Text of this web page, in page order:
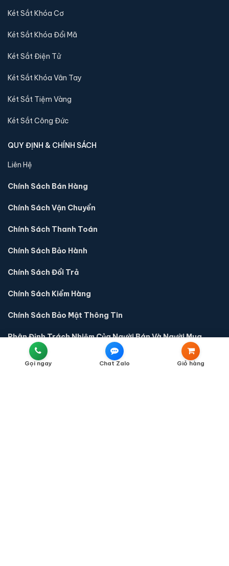
Gọi ngay Chat Zalo Giỏ hàng
Két Sắt Khóa Cơ
Két Sắt Khóa Đổi Mã
Két Sắt Điện Tử
Két Sắt Khóa Vân Tay
Két Sắt Tiệm Vàng
Két Sắt Công Đức
QUY ĐỊNH & CHÍNH SÁCH
Liên Hệ
Chính Sách Bán Hàng
Chính Sách Vận Chuyển
Chính Sách Thanh Toán
Chính Sách Bảo Hành
Chính Sách Đổi Trả
Chính Sách Kiểm Hàng
Chính Sách Bảo Mật Thông Tin
Phân Định Trách Nhiệm Của Người Bán Và Người Mua
THƯƠNG HIỆU NHẬP KHẨU CAO CẤP